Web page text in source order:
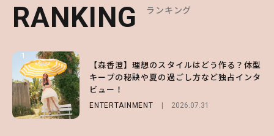
RANKING ランキング
1
【森香澄】理想のスタイルはどう作る？体型
キープの秘訣や夏の過ごし方など独占インタ
ビュー！
ENTERTAINMENT 2026.07.31
RANKING ランキング
1
【ハローキティ】がスシローと初コラボ♡
第1弾の気になるメニュー＆限定グッズを総
チェック！
LIFESTYLE 2026.07.31
RANKING ランキング
1
【SNIDEL】長濱ねるとロマンティックトラ
ッドな秋はじめ｜2026秋の新作コーデ4選